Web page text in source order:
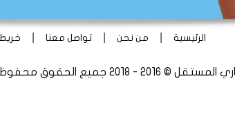
الرئيسية من نحن تواصل معنا
2018 جميع الحقوق محفوظة | تصميم